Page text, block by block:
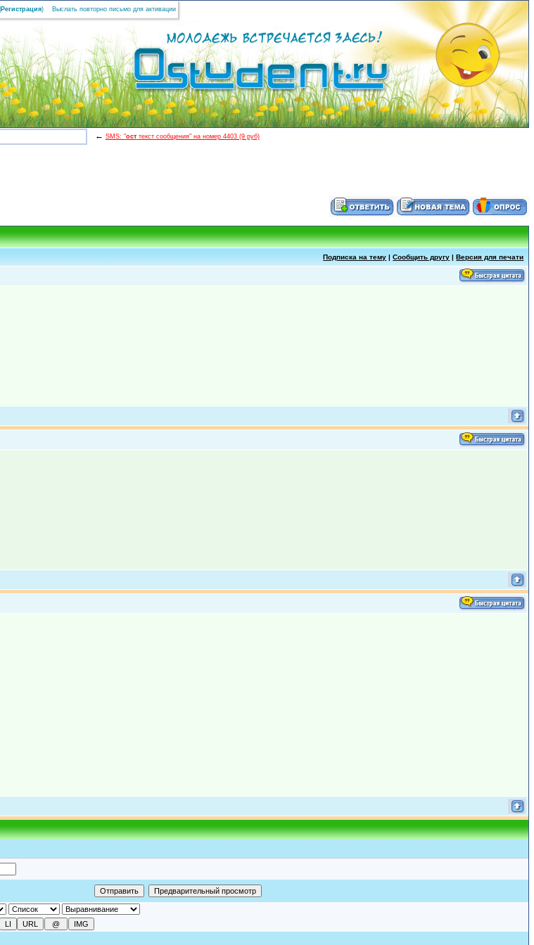
Регистрация) Выслать повторно письмо для активации
← SMS: "осттекст сообщения" на номер 4403 (9 руб)
Подписка на тему |Сообщить другу |Версия для печати